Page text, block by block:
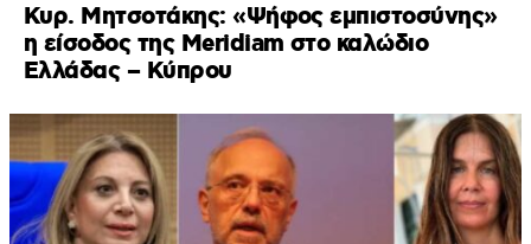
Κυρ. Μητσοτάκης: «Ψήφος εμπιστοσύνης»
η είσοδος της Meridiam στο καλώδιο
Ελλάδας – Κύπρου